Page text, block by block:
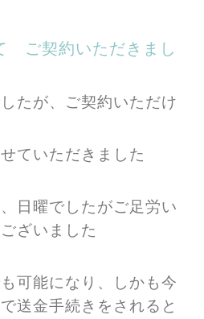
ご契約いただきまし
たが、ご契約いただけ
ていただきました
日曜でしたがご足労い
ざいました
可能になり、しかも今
送金手続きをされると